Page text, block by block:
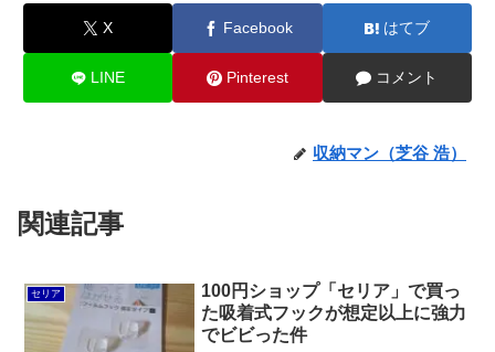
X Facebook はてブ
LINE Pinterest コメント
収納マン（芝谷 浩）
関連記事
セリア
100円ショップ「セリア」で買っ
た吸着式フックが想定以上に強力
でビビった件